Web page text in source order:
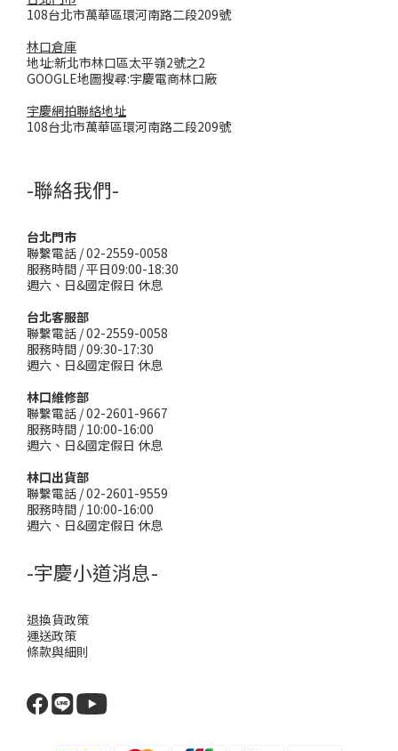
108台北市萬華區環河南路二段209號
林口倉庫
地址:新北市林口區太平嶺2號之2
GOOGLE地圖搜尋:宇慶電商林口廠
宇慶網拍聯絡地址
108台北市萬華區環河南路二段209號
-聯絡我們-
台北門市
聯繫電話 / 02-2559-0058
服務時間 / 平日09:00-18:30
週六、日&國定假日 休息
台北客服部
聯繫電話 / 02-2559-0058
服務時間 / 09:30-17:30
週六、日&國定假日 休息
林口維修部
聯繫電話 / 02-2601-9667
服務時間 / 10:00-16:00
週六、日&國定假日 休息
林口出貨部
聯繫電話 / 02-2601-9559
服務時間 / 10:00-16:00
週六、日&國定假日 休息
-宇慶小道消息-
退換貨政策
運送政策
條款與細則